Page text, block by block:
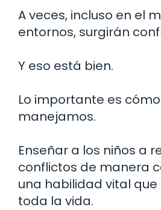
A veces, incluso en el
entornos, surgirán
Y eso está bien.
Lo importante es
manejamos.
Enseñar a los niños a
conflictos de manera
una habilidad vital que
toda la vida.